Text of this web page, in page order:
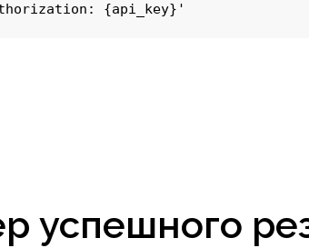
{api_key}'
успешного